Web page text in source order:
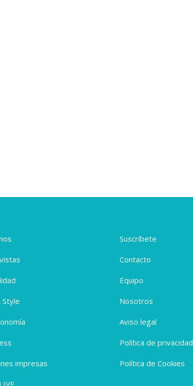
Style
impresas
Suscríbete
Contacto
Equipo
Nosotros
Aviso legal
Política de privacidad
Política de Cookies